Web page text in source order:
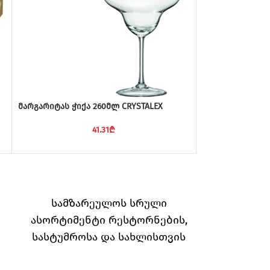
მარგარიტას ჭიქა 260მლ CRYSTALEX
41.31₾
სამზარეულოს სრული
ასორტიმენტი რესტორნების,
სასტუმროსა და სახლისთვის